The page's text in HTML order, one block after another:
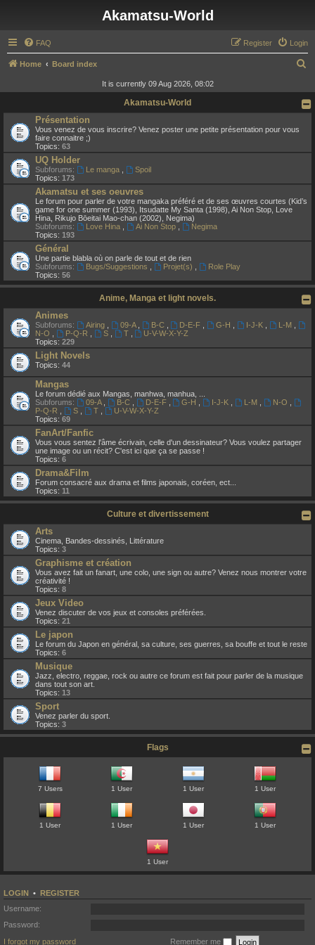
Akamatsu-World
FAQ Login
Register
Home Board index
r
It is currently 09 Aug 2026, 08:02
Akamatsu-World
Présentation
Vous venez de vous inscrire? Venez poster une petite présentation pour vous
faire connaitre ;)
Topics: 63
UQ Holder
Subforums: Le manga
Spoil
Topics: 173
Akamatsu et ses oeuvres
Le forum pour parler de votre mangaka préféré et de ses œuvres courtes (Kid’s
game for one summer (1993), Itsudatte My Santa (1998), Ai Non Stop, Love
Hina, Rikujo Bōeitai Mao-chan (2002), Negima)
Subforums:
Love Hina Ai Non Stop
Negima
Topics: 193
Général
Une partie blabla où on parle de tout et de rien
Subforums:
Bugs/Suggestions Projet(s)
Role Play
Topics: 56
Anime, Manga et light novels.
Animes
Subforums: Airing 09-A B-C D-E-F G-H I-J-K L-M
N-O
P-Q-R S T
U-V-W-X-Y-Z
Topics: 229
Light Novels
Topics: 44
Mangas
Le forum dédié aux Mangas, manhwa, manhua, ...
Subforums:
09-A B-C D-E-F G-H I-J-K L-M N-O
P-Q-R
S T
U-V-W-X-Y-Z
Topics: 69
FanArt/Fanfic
Vous vous sentez l'âme écrivain, celle d'un dessinateur? Vous voulez partager
une image ou un récit? C'est ici que ça se passe !
Topics: 6
Drama&Film
Forum consacré aux drama et films japonais, coréen, ect...
Topics: 11
Culture et divertissement
Arts
Cinema, Bandes-dessinés, Littérature
Topics: 3
Graphisme et création
Vous avez fait un fanart, une colo, une sign ou autre? Venez nous montrer votre
créativité !
Topics: 8
Jeux Video
Venez discuter de vos jeux et consoles préférées.
Topics: 21
Le japon
Le forum du Japon en général, sa culture, ses guerres, sa bouffe et tout le reste
Topics: 6
Musique
Jazz, electro, reggae, rock ou autre ce forum est fait pour parler de la musique
dans tout son art.
Topics: 13
Sport
Venez parler du sport.
Topics: 3
Flags
7 Users 1 User 1 User 1 User
1 User 1 User 1 User 1 User
1 User
LOGIN • REGISTER
Username:
Password:
I forgot my password
Remember me